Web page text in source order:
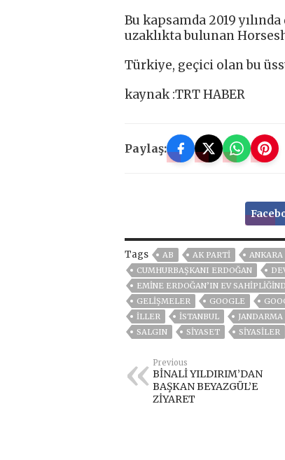
Bu kapsamda 2019
uzaklıkta bulunan
Türkiye, geçici olan bu
kaynak :TRT HABER
Paylaş:
Tags AB AK PARTİ ANKARA
CUMHURBAŞKANI ERDOĞAN
EMINE ERDOĞAN’IN EV
GELIŞMELER
GOOGLE
İLLER
ISTANBUL JANDARMA
SALGIN
SİYASET SİYASİLER
Previous
BİNALİ YILDIRIM’DAN
BAŞKAN BEYAZGÜL’E
ZİYARET